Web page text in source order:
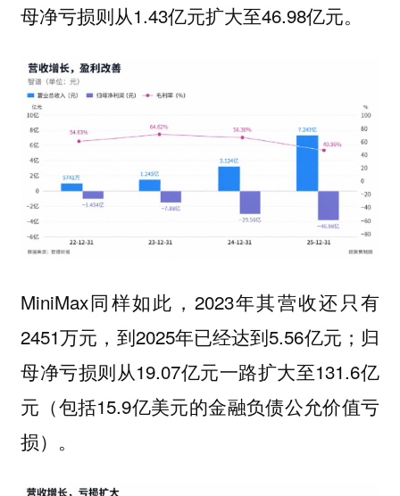
母净亏损则从1.43亿元扩大至46.98亿元。
MiniMax同样如此，2023年其营收还只有
2451万元，到2025年已经达到5.56亿元；归
母净亏损则从19.07亿元一路扩大至131.6亿
元（包括15.9亿美元的金融负债公允价值亏
损）。